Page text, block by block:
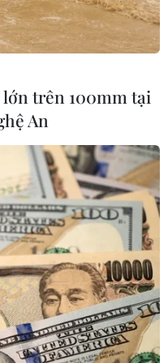
cách,
quay
lập kỷ
tiểu
mạc
lần
trên 100mm tại
An